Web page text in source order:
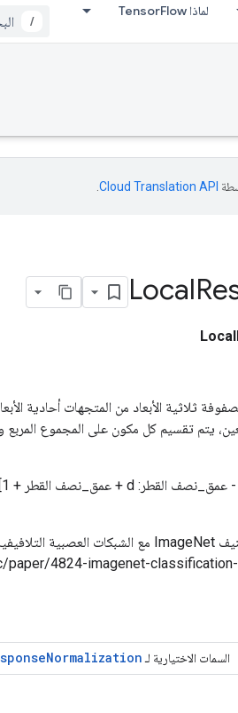
لماذا TensorFlow
/
Cloud Translation API‏
Local
ثلاثية الأبعاد من المتجهات أحادية
يتم تقسيم كل مكون على المجموع المربع
السمات الاختيارية لـ Normalization